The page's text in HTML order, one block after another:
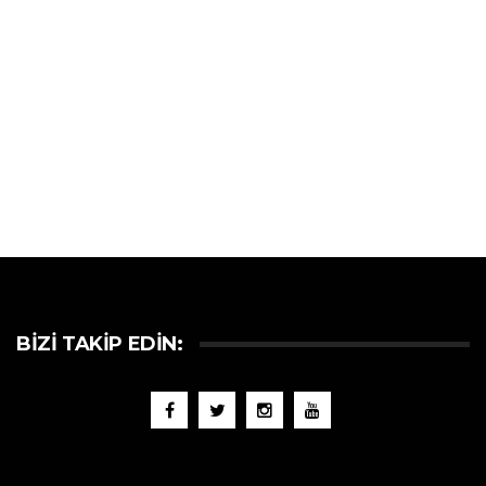
BIZI TAKIP EDIN: